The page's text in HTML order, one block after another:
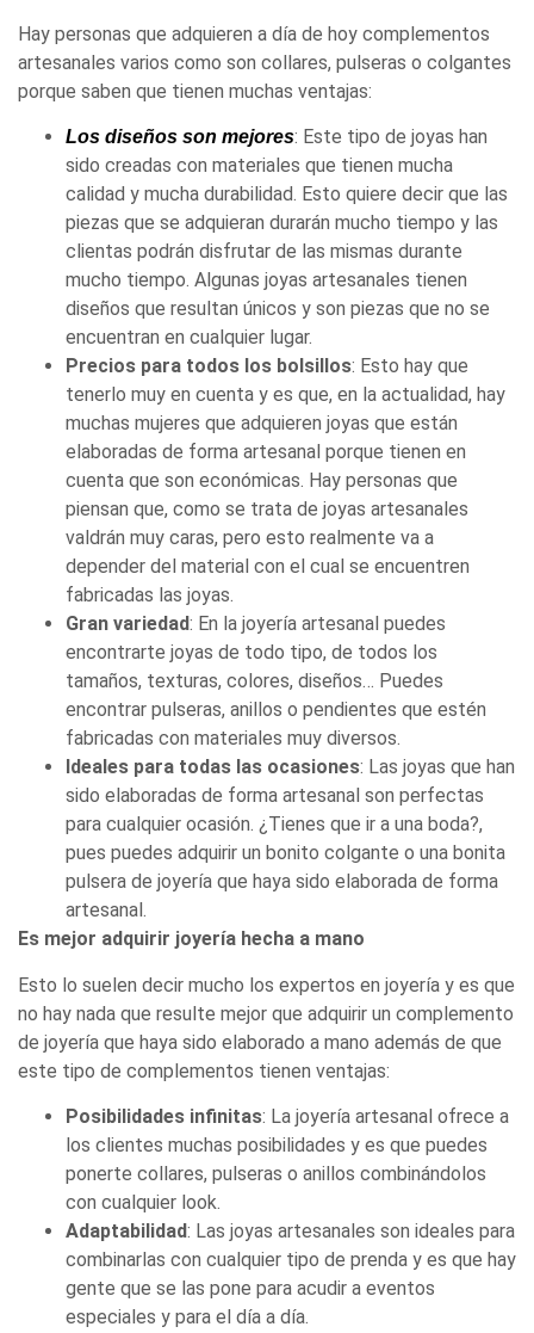
Hay personas que adquieren a día de hoy complementos
artesanales varios como son collares, pulseras o colgantes
porque saben que tienen muchas ventajas:
Los diseños son mejores: Este tipo de joyas han
sido creadas con materiales que tienen mucha
calidad y mucha durabilidad. Esto quiere decir que las
piezas que se adquieran durarán mucho tiempo y las
clientas podrán disfrutar de las mismas durante
mucho tiempo. Algunas joyas artesanales tienen
diseños que resultan únicos y son piezas que no se
encuentran en cualquier lugar.
Precios para todos los bolsillos: Esto hay que
tenerlo muy en cuenta y es que, en la actualidad, hay
muchas mujeres que adquieren joyas que están
elaboradas de forma artesanal porque tienen en
cuenta que son económicas. Hay personas que
piensan que, como se trata de joyas artesanales
valdrán muy caras, pero esto realmente va a
depender del material con el cual se encuentren
fabricadas las joyas.
Gran variedad: En la joyería artesanal puedes
encontrarte joyas de todo tipo, de todos los
tamaños, texturas, colores, diseños… Puedes
encontrar pulseras, anillos o pendientes que estén
fabricadas con materiales muy diversos.
Ideales para todas las ocasiones: Las joyas que han
sido elaboradas de forma artesanal son perfectas
para cualquier ocasión. ¿Tienes que ir a una boda?,
pues puedes adquirir un bonito colgante o una bonita
pulsera de joyería que haya sido elaborada de forma
artesanal.
Es mejor adquirir joyería hecha a mano
Esto lo suelen decir mucho los expertos en joyería y es que
no hay nada que resulte mejor que adquirir un complemento
de joyería que haya sido elaborado a mano además de que
este tipo de complementos tienen ventajas:
Posibilidades infinitas: La joyería artesanal ofrece a
los clientes muchas posibilidades y es que puedes
ponerte collares, pulseras o anillos combinándolos
con cualquier look.
Adaptabilidad: Las joyas artesanales son ideales para
combinarlas con cualquier tipo de prenda y es que hay
gente que se las pone para acudir a eventos
especiales y para el día a día.